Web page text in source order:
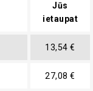
Jūs
ietaupat
13,54 €
27,08 €